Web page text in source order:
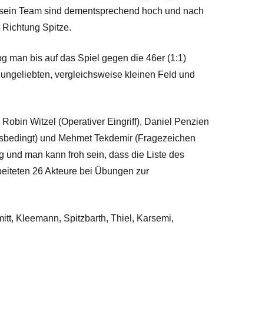
Team sind dementsprechend hoch und nach
Spitze.
man bis auf das Spiel gegen die 46er (1:1)
vergleichsweise kleinen Feld und
Witzel (Operativer Eingriff), Daniel Penzien
und Mehmet Tekdemir (Fragezeichen
und man kann froh sein, dass die Liste des
26 Akteure bei Übungen zur
Kleemann, Spitzbarth, Thiel, Karsemi,